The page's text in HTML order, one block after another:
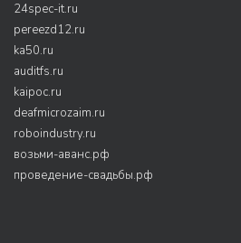
24spec-it.ru
pereezd12.ru
ka50.ru
auditfs.ru
kaipoc.ru
deafmicrozaim.ru
roboindustry.ru
возьми-аванс.рф
проведение-свадьбы.рф